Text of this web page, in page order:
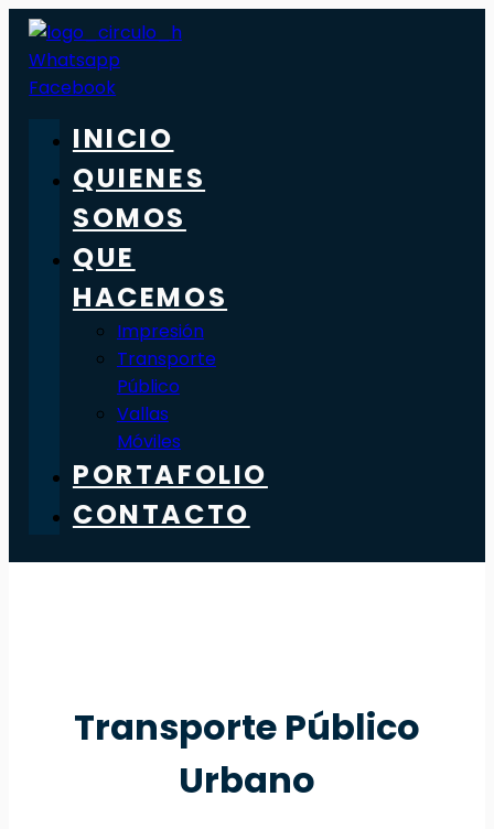
Whatsapp
Facebook
INICIO
QUIENES
SOMOS
QUE
HACEMOS
Impresión
Transporte
Público
Vallas
Móviles
PORTAFOLIO
CONTACTO
Transporte Público
Urbano